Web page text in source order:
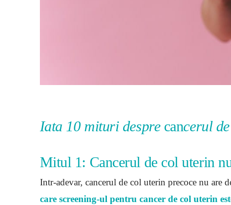
Iata 10 mituri desprecancerul
Mitul 1: Cancerul de col uterin
Intr-adevar, cancerul de col uterin precoce nu are
care screening-ul pentru cancer de col uterin